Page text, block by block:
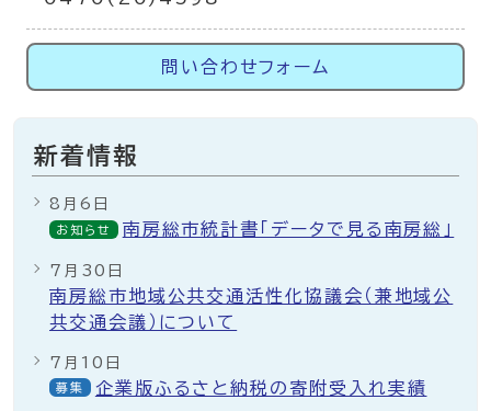
問い合わせフォーム
新着情報
8月6日
お知らせ 南房総市統計書「データで見る南房総」
7月30日
南房総市地域公共交通活性化協議会（兼地域公
共交通会議）について
7月10日
募集 企業版ふるさと納税の寄附受入れ実績